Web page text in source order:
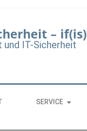
– if(is)
IT-Sicherheit
SERVICE